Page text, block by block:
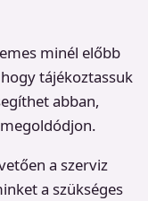
minél előbb
tájékoztassuk
abban,
a szerviz
a szükséges